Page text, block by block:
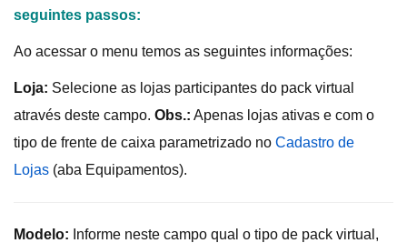
seguintes passos:
Ao acessar o menu temos as seguintes informações:
Loja: Selecione as lojas participantes do pack virtual
através deste campo. Obs.: Apenas lojas ativas e com o
tipo de frente de caixa parametrizado no Cadastro de
Lojas (aba Equipamentos).
Modelo: Informe neste campo qual o tipo de pack virtual,